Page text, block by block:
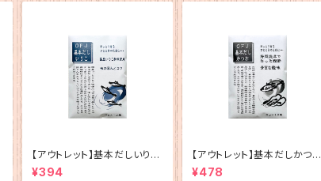
【アウトレット】基本だしいりこ
（5g×12）
¥394
【アウトレット】基本だしかつお
（5g×12）
¥478